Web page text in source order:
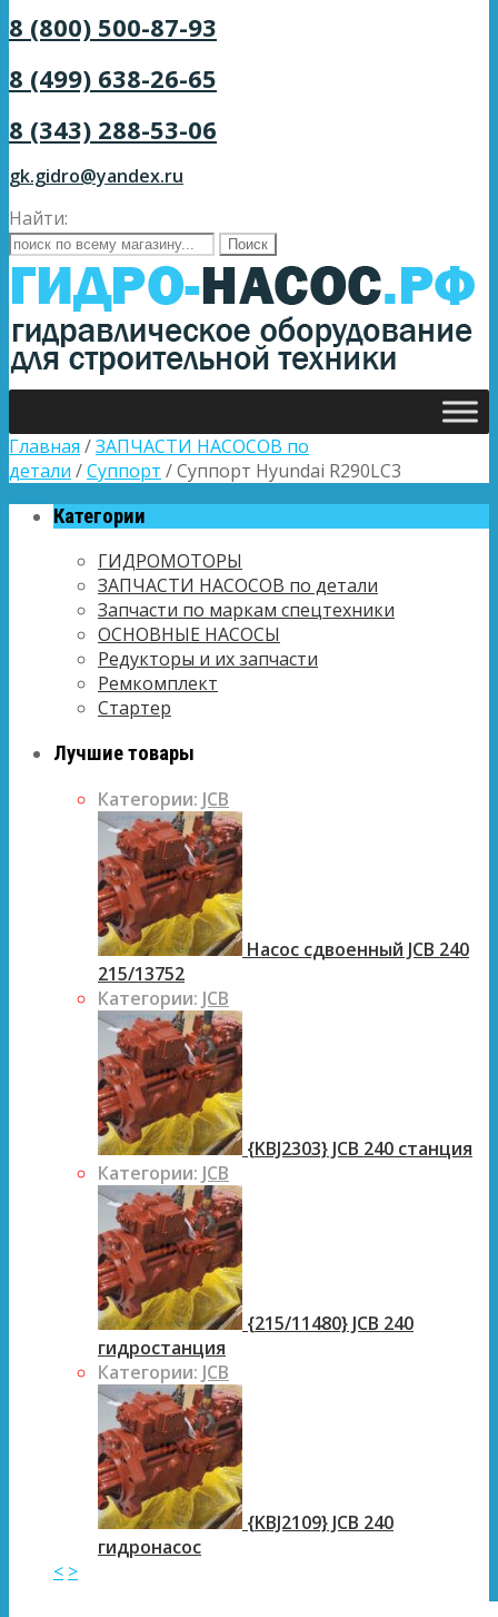
8 (800) 500-87-93
8 (499) 638-26-65
8 (343) 288-53-06
gk.gidro@yandex.ru
Найти:
Главная /ЗАПЧАСТИ НАСОСОВ по
детали /Суппорт / Суппорт Hyundai R290LC3
Категории
ГИДРОМОТОРЫ
ЗАПЧАСТИ НАСОСОВ по детали
Запчасти по маркам спецтехники
ОСНОВНЫЕ НАСОСЫ
Редукторы и их запчасти
Ремкомплект
Стартер
Лучшие товары
Категории: JCB
Насос сдвоенный JCB 240
215/13752
Категории: JCB
{KBJ2303} JCB 240 станция
Категории: JCB
{215/11480} JCB 240
гидростанция
Категории: JCB
{KBJ2109} JCB 240
гидронасос
< >